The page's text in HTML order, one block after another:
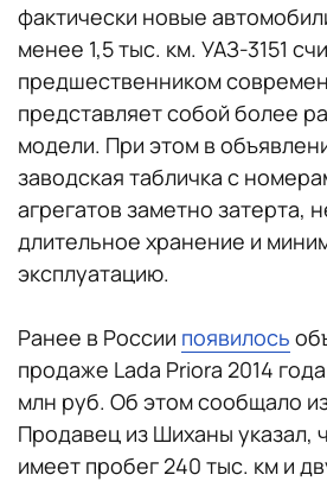
фактически новые
менее 1,5 тыс. км. УАЗ-3151
предшественником
представляет собой более
модели. При этом в
заводская табличка с
агрегатов заметно затерта,
длительное хранение и
эксплуатацию.
Ранее в России появилось
продаже Lada Priora 2014 года
млн руб. Об этом сообщало
Продавец из Шиханы указал,
имеет пробег 240 тыс. км и